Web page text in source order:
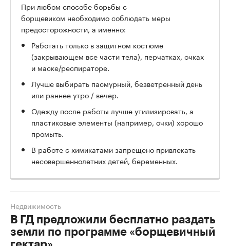
При любом способе борьбы с
борщевиком необходимо соблюдать меры
предосторожности, а именно:
Работать только в защитном костюме
(закрывающем все части тела), перчатках, очках
и маске/респираторе.
Лучше выбирать пасмурный, безветренный день
или раннее утро / вечер.
Одежду после работы лучше утилизировать, а
пластиковые элементы (например, очки) хорошо
промыть.
В работе с химикатами запрещено привлекать
несовершеннолетних детей, беременных.
В ГД предложили бесплатно раздать
земли по программе «борщевичный
Недвижимость